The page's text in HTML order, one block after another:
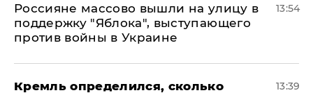
Россияне массово вышли на улицу в
поддержку "Яблока", выступающего
против войны в Украине
13:54
Кремль определился, сколько
13:39